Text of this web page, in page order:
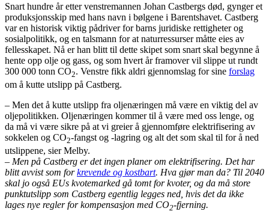
Snart hundre år etter venstremannen Johan Castbergs død, gynger et
produksjonsskip med hans navn i bølgene i Barentshavet. Castberg
var en historisk viktig pådriver for barns juridiske rettigheter og
sosialpolitikk, og en talsmann for at naturressurser måtte eies av
fellesskapet. Nå er han blitt til dette skipet som snart skal begynne å
hente opp olje og gass, og som hvert år framover vil slippe ut rundt
300 000 tonn CO2. Venstre fikk aldri gjennomslag for sine forslag
om å kutte utslipp på Castberg.
– Men det å kutte utslipp fra oljenæringen må være en viktig del av
oljepolitikken. Oljenæringen kommer til å være med oss lenge, og
da må vi være sikre på at vi greier å gjennomføre elektrifisering av
sokkelen og CO2-fangst og -lagring og alt det som skal til for å ned
utslippene, sier Melby.
– Men på Castberg er det ingen planer om elektrifisering. Det har
blitt avvist som forkrevende og kostbart. Hva gjør man da? Til 2040
skal jo også EUs kvotemarked gå tomt for kvoter, og da må store
punktutslipp som Castberg egentlig legges ned, hvis det da ikke
lages nye regler for kompensasjon med CO2-fjerning.